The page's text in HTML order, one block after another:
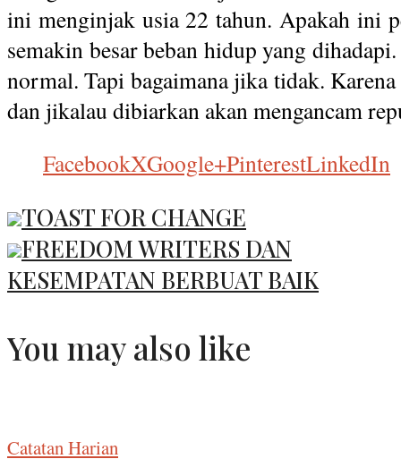
ini menginjak usia 22 tahun. Apakah ini
semakin besar beban hidup yang
normal. Tapi bagaimana jika tidak.
dan jikalau dibiarkan akan mengancam
FacebookXGoogle+PinterestLinkedIn
TOAST FOR CHANGE
FREEDOM WRITERS DAN
KESEMPATAN BERBUAT BAIK
You may also like
Catatan Harian